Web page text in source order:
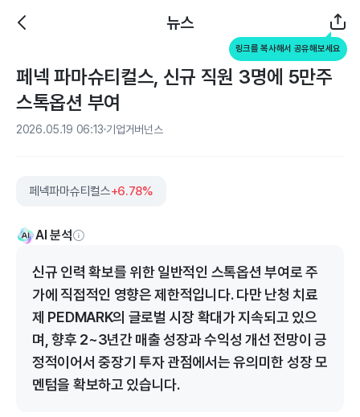
뉴스
링크를 복사해서 공유해보세요
페넥 파마슈티컬스, 신규 직원 3명에 5만주
스톡옵션 부여
2026.05.19 06:13 기업거버넌스
페넥파마슈티컬스+6.78%
AI 분석
신규 인력 확보를 위한 일반적인 스톡옵션 부여로 주
가에 직접적인 영향은 제한적입니다. 다만 난청 치료
제 PEDMARK의 글로벌 시장 확대가 지속되고 있으
며, 향후 2~3년간 매출 성장과 수익성 개선 전망이 긍
정적이어서 중장기 투자 관점에서는 유의미한 성장 모
멘텀을 확보하고 있습니다.